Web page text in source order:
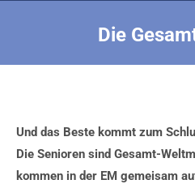
Die
Und das Beste kommt zum
Die Senioren sind Gesamt-
kommen in der EM gemeisam